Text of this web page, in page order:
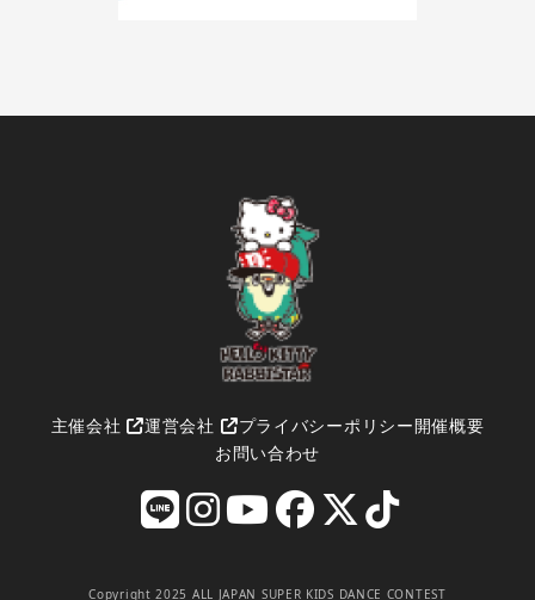
主催会社 運営会社 プライバシーポリシー開催概要
お問い合わせ
Copyright 2025 ALL JAPAN SUPER KIDS DANCE CONTEST